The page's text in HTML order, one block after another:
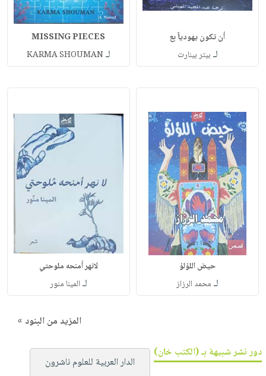
أن تكون يهودياً بع
لـ بيتر بينارت
MISSING PIECES
لـKARMA SHOUMAN
حيض اللؤلؤ
لـ محمد الرزاز
لانهر أمنحه ملوحتي
لـ المينا منور
المزيد من البنود »
دور نشر شبيهة بـ (الكتب خان)
الدار العربية للعلوم ناشرون